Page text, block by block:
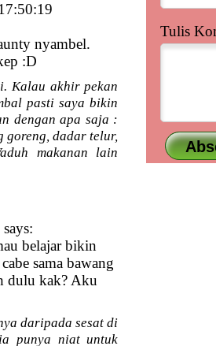
nyambel.
:D
Kalau akhir pekan
pasti saya bikin
dengan apa saja :
goreng, dadar telur,
makanan lain
says:
belajar bikin
sama bawang
dulu kak? Aku
daripada sesat di
punya niat untuk
Tulis